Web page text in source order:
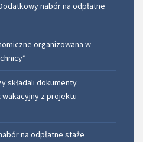
nabór na odpłatne
organizowana w
składali dokumenty
wakacyjny z projektu
na odpłatne staże